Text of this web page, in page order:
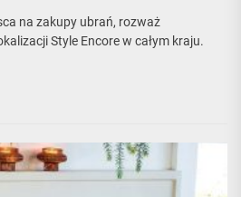
na zakupy ubrań, rozważ
Style Encore w całym kraju.